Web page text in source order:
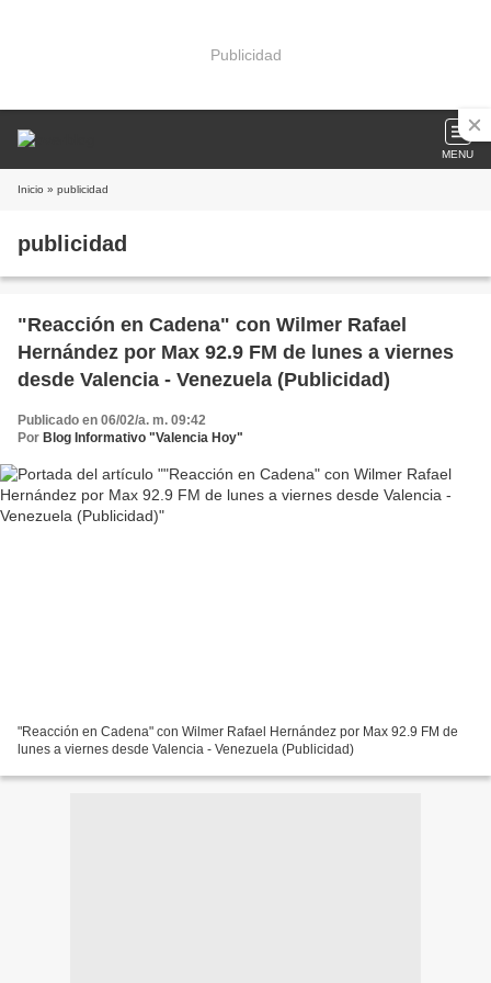
Publicidad
MENU
Inicio » publicidad
publicidad
"Reacción en Cadena" con Wilmer Rafael
Hernández por Max 92.9 FM de lunes a viernes
desde Valencia - Venezuela (Publicidad)
Publicado en 06/02/a. m. 09:42
Por Blog Informativo "Valencia Hoy"
"Reacción en Cadena" con Wilmer Rafael Hernández por Max 92.9 FM de
lunes a viernes desde Valencia - Venezuela (Publicidad)